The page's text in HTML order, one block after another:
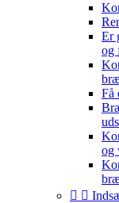
Er
og
Få
og
 